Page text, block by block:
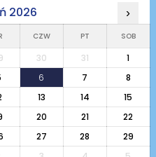
2026 ›
CZW PT SOB
30 31
1
6 7
8
13 14
15
20 21
22
27 28
29